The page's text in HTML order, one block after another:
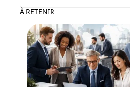
À RETENIR
Entreprise